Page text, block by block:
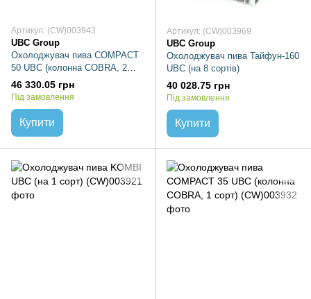
Артикул: (CW)003943
UBC Group
Охолоджувач пива COMPACT
50 UBC (колонна COBRA, 2
сорта)
46 330.05 грн
Під замовлення
Купити
Артикул: (CW)003969
UBC Group
Охолоджувач пива Тайфун-160
UBC (на 8 сортів)
40 028.75 грн
Під замовлення
Купити